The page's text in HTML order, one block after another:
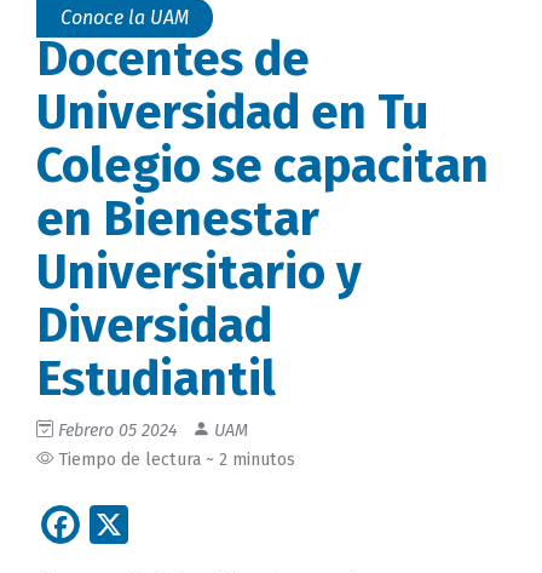
Conoce la UAM
Docentes de
Universidad en Tu
Colegio se capacitan
en Bienestar
Universitario y
Diversidad
Estudiantil
Febrero 05 2024
UAM
Tiempo de lectura ~ 2 minutos
Facebook